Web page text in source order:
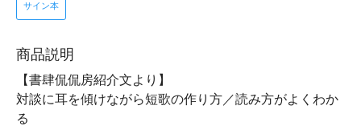
サイン本
商品説明
【書肆侃侃房紹介文より】
対談に耳を傾けながら短歌の作り方／読み方がよくわか
る